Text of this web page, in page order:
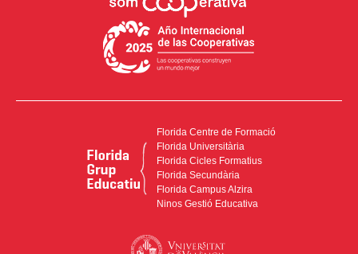
Florida Centre de Formació
Florida Universitària
Florida Cicles Formatius
Florida Secundària
Florida Campus Alzira
Ninos Gestió Educativa